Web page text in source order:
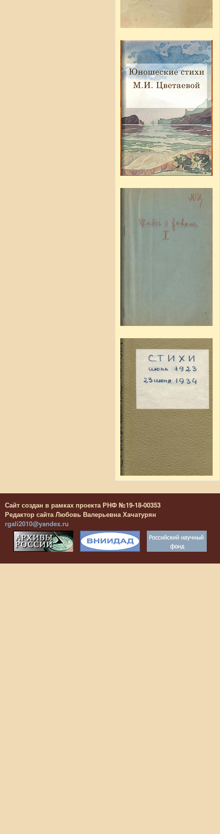
Сайт создан в рамках проекта РНФ №19-18-00353
Редактор сайта Любовь Валерьевна Хачатурян
rgali2010@yandex.ru